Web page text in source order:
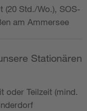
(20 Std./Wo.), SOS-
am Ammersee
Stationären
oder Teilzeit (mind.